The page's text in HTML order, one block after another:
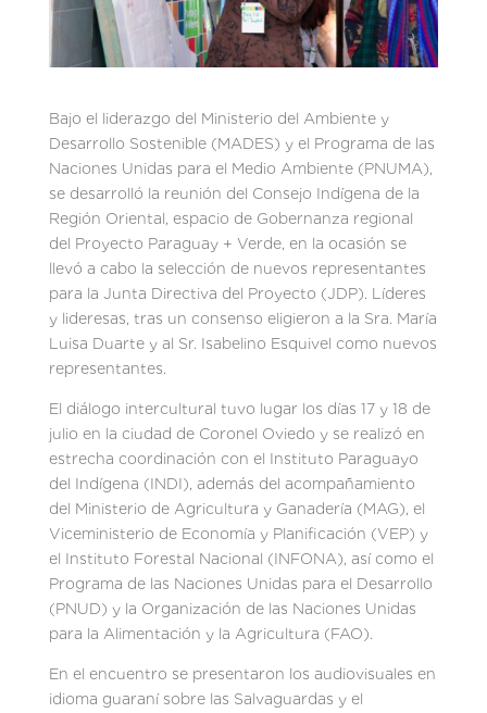
Bajo el liderazgo del Ministerio del Ambiente y
Desarrollo Sostenible (MADES) y el Programa de las
Naciones Unidas para el Medio Ambiente (PNUMA),
se desarrolló la reunión del Consejo Indígena de la
Región Oriental, espacio de Gobernanza regional
del Proyecto Paraguay + Verde, en la ocasión se
llevó a cabo la selección de nuevos representantes
para la Junta Directiva del Proyecto (JDP). Líderes
y lideresas, tras un consenso eligieron a la Sra. María
Luisa Duarte y al Sr. Isabelino Esquivel como nuevos
representantes.
El diálogo intercultural tuvo lugar los días 17 y 18 de
julio en la ciudad de Coronel Oviedo y se realizó en
estrecha coordinación con el Instituto Paraguayo
del Indígena (INDI), además del acompañamiento
del Ministerio de Agricultura y Ganadería (MAG), el
Viceministerio de Economía y Planificación (VEP) y
el Instituto Forestal Nacional (INFONA), así como el
Programa de las Naciones Unidas para el Desarrollo
(PNUD) y la Organización de las Naciones Unidas
para la Alimentación y la Agricultura (FAO).
En el encuentro se presentaron los audiovisuales en
idioma guaraní sobre las Salvaguardas y el